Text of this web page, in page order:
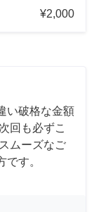
¥2,000
い破格な金額
回も必ずこ
ムーズなご
す。